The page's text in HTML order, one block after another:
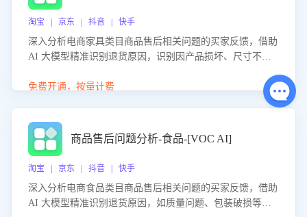
淘宝 | 京东 | 抖音 | 快手
深入分析电商家具类目商品售后相关问题的买家反馈，借助
AI 大模型精准识别退货原因，识别因产品损坏、尺寸不符
力商家优化产品或服务，实现销售额的显著提升。
免费开通，按量计费
商品售后问题分析-食品-[VOC AI]
淘宝 | 京东 | 抖音 | 快手
深入分析电商食品类目商品售后相关问题的买家反馈，借助
AI 大模型精准识别退货原因，如质量问题、包装破损等，